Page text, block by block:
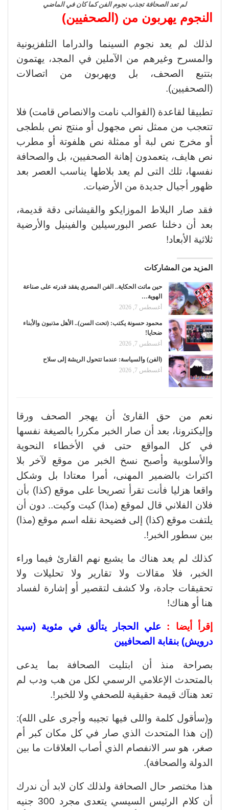
لم تعد الصحافة تجذب نجوم الفن كما كان في الماضي
النجوم يهربون من (الصحفيين)
لذلك لم يعد نجوم السينما والدراما التلفزيونية
والمسرح وغيرهم من الآملين في المجد، يهتمون
بتتبع الصحف، بل ويهربون من اتصالات
(الصحفيين).
تطبيقا لقاعدة (القوالب نامت والانصاص قامت) فلا
تتعجب من ممثل نص مجهول أو منتج نص بلطجى
أو مخرج نص لبة أو ممثلة نص هلفوتة أو مطرب
نص هايف، يتعمدون إهانة الصحفيين، بل والصحافة
نفسها، تلك التى لم يعد بلاطها يناسب العصر بعد
ظهور أجيال جديدة من الأرضيات.
فقد صار البلاط الموزايكو والقيشانى دقة قديمة،
بعد أن دخلنا عصر البورسيلين والفينيل والأرضية
ثلاثية الأبعاد!
المزيد من المشاركات
حين ماتت الحكاية.. الفن المصري يفقد قدرته على صناعة
الهوية…
أغسطس 7, 2026
محمود حسونة يكتب: (تحت السن).. الأهل مذنبون والأبناء
ضحايا!
أغسطس 7, 2026
(الفن) والسياسة: عندما تتحول الريشة إلى سلاح
أغسطس 7, 2026
نعم من حق القارئ أن يهجر الصحف ورقا
وإليكترونا، بعد أن صار الخبر مكررا بالصيغة نفسها
في كل المواقع حتى في الأخطاء النحوية
والأسلوبية وأصبح نسخ الخبر من موقع لآخر بلا
اكتراث بالضمير المهنى، أمرا معتادا بل وشكل
واقعا هزليا فأنت تقرأ تصريحا على موقع (كذا) بأن
فلان الفلاني قال لموقع (مذا) كيت وكيت.. دون أن
يلتفت موقع (كذا) إلى فضيحة نقله اسم موقع (مذا)
بين سطور الخبر!.
كذلك لم يعد هناك ما يشبع نهم القارئ فيما وراء
الخبر، فلا مقالات ولا تقارير ولا تحليلات ولا
تحقيقات جادة، ولا كشف لتقصير أو إشارة لفساد
هنا أو هناك!
إقرأ أيضا :علي الحجار يتألق في مئوية (سيد
درويش) بنقابة الصحافيين
بصراحة منذ أن ابتليت الصحافة بما يدعى
بالمتحدث الإعلامي الرسمي لكل من هب ودب لم
تعد هنآك قيمة حقيقية للصحفي ولا للخبر!.
و(سأقول كلمة واللى فيها تجيبه وأجرى على الله):
(إن هذا المتحدث الذي صار في كل مكان كبر أم
صغر، هو سر الانفصام الذي أصاب العلاقات ما بين
الدولة والصحافة).
هذا مختصر حال الصحافة ولذلك كان لابد أن ندرك
أن كلام الرئيس السيسي يتعدى مجرد 300 جنيه